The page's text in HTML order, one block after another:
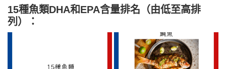
15種魚類DHA和EPA含量排名（由低至高排
列）：